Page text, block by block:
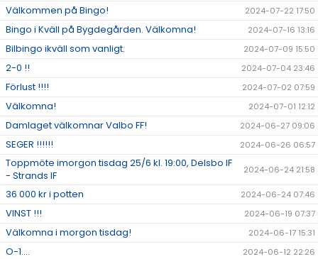
Välkommen på Bingo! 2024-07-22 17:50
Bingo i Kväll på Bygdegården. Välkomna! 2024-07-16 13:16
Bilbingo ikväll som vanligt. 2024-07-09 15:50
2-0 !! 2024-07-04 23:46
Förlust !!!! 2024-07-02 07:59
Välkomna! 2024-07-01 12:12
Damlaget välkomnar Valbo FF! 2024-06-27 09:06
SEGER !!!!!! 2024-06-26 06:57
Toppmöte imorgon tisdag 25/6 kl. 19:00, Delsbo IF
- Strands IF
2024-06-24 21:58
36 000 kr i potten 2024-06-24 07:46
VINST !!! 2024-06-19 07:37
Välkomna i morgon tisdag! 2024-06-17 15:31
O-1.... 2024-06-12 22:26